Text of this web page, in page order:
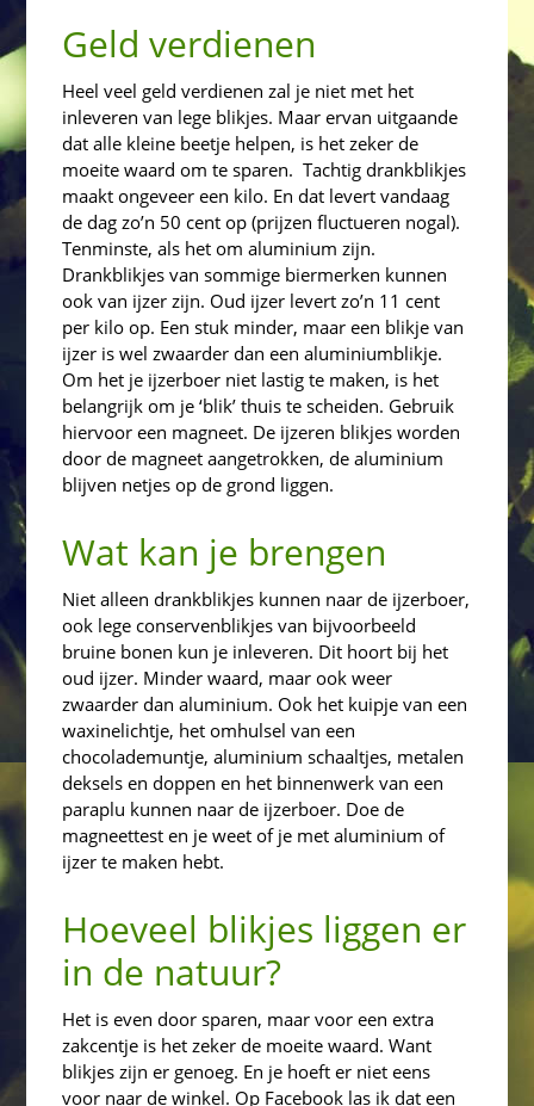
Geld verdienen
Heel veel geld verdienen zal je niet met het
inleveren van lege blikjes. Maar ervan uitgaande
dat alle kleine beetje helpen, is het zeker de
moeite waard om te sparen. Tachtig drankblikjes
maakt ongeveer een kilo. En dat levert vandaag
de dag zo’n 50 cent op (prijzen fluctueren nogal).
Tenminste, als het om aluminium zijn.
Drankblikjes van sommige biermerken kunnen
ook van ijzer zijn. Oud ijzer levert zo’n 11 cent
per kilo op. Een stuk minder, maar een blikje van
ijzer is wel zwaarder dan een aluminiumblikje.
Om het je ijzerboer niet lastig te maken, is het
belangrijk om je ‘blik’ thuis te scheiden. Gebruik
hiervoor een magneet. De ijzeren blikjes worden
door de magneet aangetrokken, de aluminium
blijven netjes op de grond liggen.
Wat kan je brengen
Niet alleen drankblikjes kunnen naar de ijzerboer,
ook lege conservenblikjes van bijvoorbeeld
bruine bonen kun je inleveren. Dit hoort bij het
oud ijzer. Minder waard, maar ook weer
zwaarder dan aluminium. Ook het kuipje van een
waxinelichtje, het omhulsel van een
chocolademuntje, aluminium schaaltjes, metalen
deksels en doppen en het binnenwerk van een
paraplu kunnen naar de ijzerboer. Doe de
magneettest en je weet of je met aluminium of
ijzer te maken hebt.
Hoeveel blikjes liggen er
in de natuur?
Het is even door sparen, maar voor een extra
zakcentje is het zeker de moeite waard. Want
blikjes zijn er genoeg. En je hoeft er niet eens
voor naar de winkel. Op Facebook las ik dat een